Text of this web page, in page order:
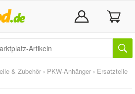
& Zubehör › PKW-Anhänger › Ersatzteile